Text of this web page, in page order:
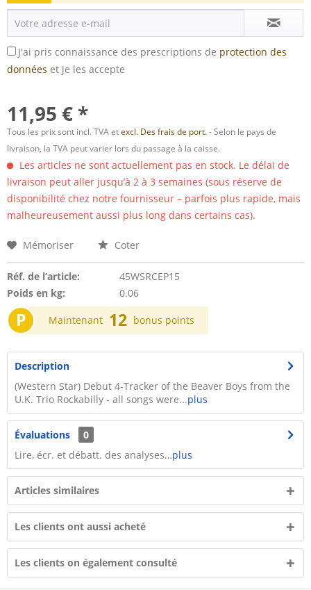
J'ai pris connaissance des prescriptions de protection des
données et je les accepte
11,95 € *
Tous les prix sont incl. TVA etexcl. Des frais de port.- Selon le pays de
livraison, la TVA peut varier lors du passage à la caisse.
Les articles ne sont actuellement pas en stock. Le délai de
livraison peut aller jusqu’à 2 à 3 semaines (sous réserve de
disponibilité chez notre fournisseur – parfois plus rapide, mais
malheureusement aussi plus long dans certains cas).
Mémoriser Coter
Réf. de l’article:
45WSRCEP15
Poids en kg:
0.06
P Maintenant 12 bonus points
Description
(Western Star) Debut 4-Tracker of the Beaver Boys from the
U.K. Trio Rockabilly - all songs were...plus
Évaluations
0
Lire, écr. et débatt. des analyses…plus
Articles similaires
Les clients ont aussi acheté
Les clients on également consulté